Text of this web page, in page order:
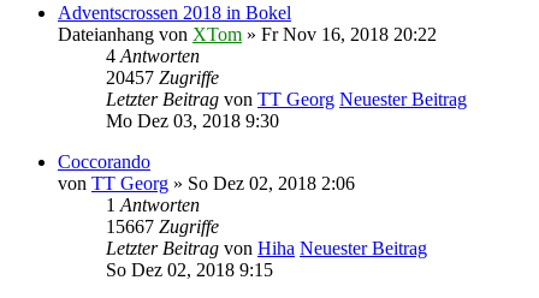
Adventscrossen 2018 in Bokel
Dateianhang von XTom » Fr Nov 16, 2018 20:22
4 Antworten
20457 Zugriffe
Letzter Beitrag von TT Georg Neuester Beitrag
Mo Dez 03, 2018 9:30
Coccorando
von TT Georg » So Dez 02, 2018 2:06
1 Antworten
15667 Zugriffe
Letzter Beitrag von Hiha Neuester Beitrag
So Dez 02, 2018 9:15